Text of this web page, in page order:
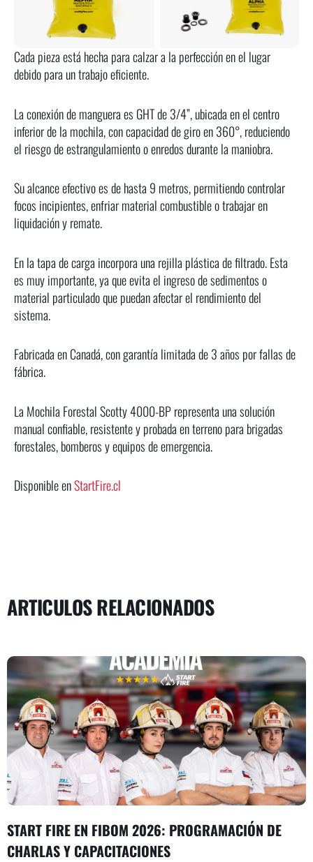
Cada pieza está hecha para calzar a la perfección en el lugar
debido para un trabajo eficiente.
La conexión de manguera es GHT de 3/4”, ubicada en el centro
inferior de la mochila, con capacidad de giro en 360°, reduciendo
el riesgo de estrangulamiento o enredos durante la maniobra.
Su alcance efectivo es de hasta 9 metros, permitiendo controlar
focos incipientes, enfriar material combustible o trabajar en
liquidación y remate.
En la tapa de carga incorpora una rejilla plástica de filtrado. Esta
es muy importante, ya que evita el ingreso de sedimentos o
material particulado que puedan afectar el rendimiento del
sistema.
Fabricada en Canadá, con garantía limitada de 3 años por fallas de
fábrica.
La Mochila Forestal Scotty 4000-BP representa una solución
manual confiable, resistente y probada en terreno para brigadas
forestales, bomberos y equipos de emergencia.
Disponible enStartFire.cl
ARTICULOS RELACIONADOS
START FIRE EN FIBOM 2026: PROGRAMACIÓN DE
CHARLAS Y CAPACITACIONES